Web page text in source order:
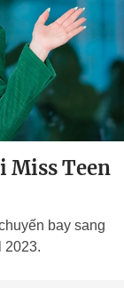
Miss Teen
bay sang
2023.